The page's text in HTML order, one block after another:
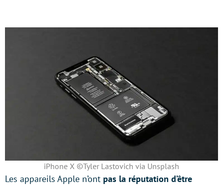
iPhone X ©Tyler Lastovich via Unsplash
Les appareils Apple n’ont pas la réputation d’être